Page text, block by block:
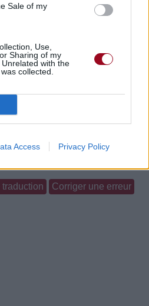
Sale of my
Use,
Sharing of my
with the
collected.
Access Privacy Policy
sans vidéo
traduction Corriger une erreur